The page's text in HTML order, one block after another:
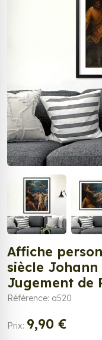
Affiche
siècle
Jugement de
Référence: a520
Prix: 9,90 €